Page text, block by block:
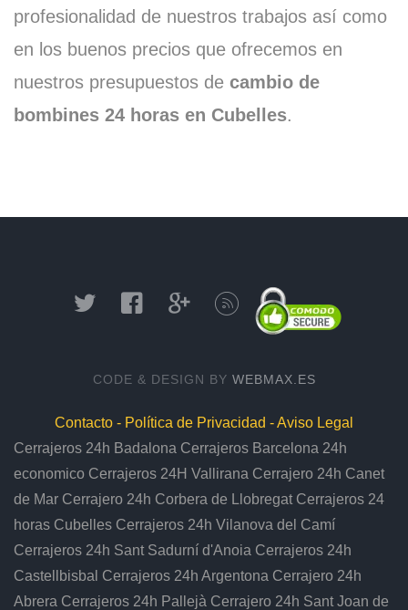
profesionalidad de nuestros trabajos así como
en los buenos precios que ofrecemos en
nuestros presupuestos de cambio de
bombines 24 horas en Cubelles.
CODE & DESIGN BY WEBMAX.ES
Contacto - Política de Privacidad -Aviso Legal
Cerrajeros 24h Badalona Cerrajeros Barcelona 24h
economico Cerrajeros 24H Vallirana Cerrajero 24h Canet
de Mar Cerrajero 24h Corbera de Llobregat Cerrajeros 24
horas Cubelles Cerrajeros 24h Vilanova del Camí
Cerrajeros 24h Sant Sadurní d'Anoia Cerrajeros 24h
Castellbisbal Cerrajeros 24h Argentona Cerrajero 24h
Abrera Cerrajeros 24h Pallejà Cerrajero 24h Sant Joan de